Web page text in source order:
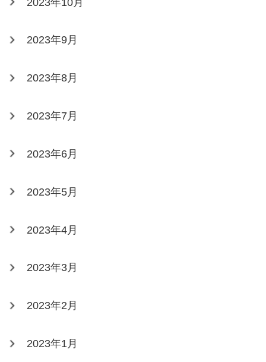
2023年9月
2023年8月
2023年7月
2023年6月
2023年5月
2023年4月
2023年3月
2023年2月
2023年1月